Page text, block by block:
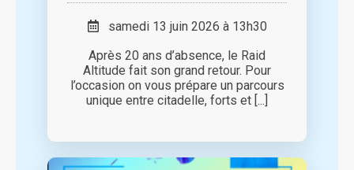
samedi 13 juin 2026 à 13h30
Après 20 ans d’absence, le Raid
Altitude fait son grand retour. Pour
l’occasion on vous prépare un parcours
unique entre citadelle, forts et [...]